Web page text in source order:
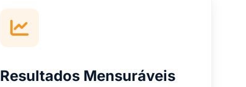
Resultados Mensuráveis